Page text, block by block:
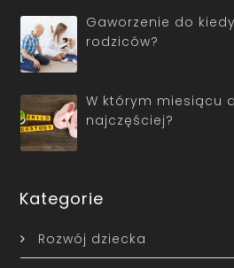
Gaworzenie do
rodziców?
W którym miesiącu
najczęściej?
Kategorie
Rozwój dziecka